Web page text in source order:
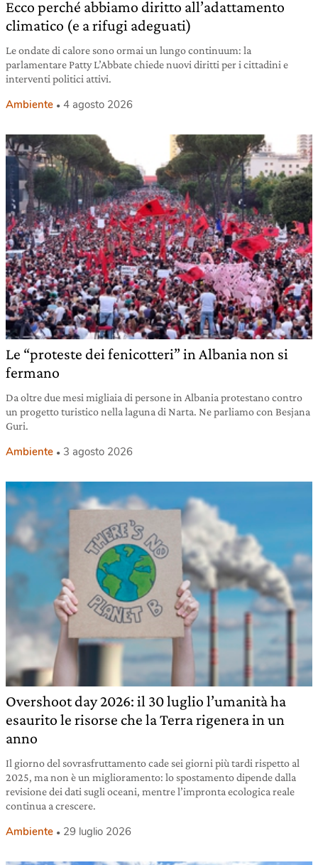
Ecco perché abbiamo diritto all’adattamento
climatico (e a rifugi adeguati)
Le ondate di calore sono ormai un lungo continuum: la
parlamentare Patty L’Abbate chiede nuovi diritti per i cittadini e
interventi politici attivi.
Ambiente 4 agosto 2026
Le “proteste dei fenicotteri” in Albania non si
fermano
Da oltre due mesi migliaia di persone in Albania protestano contro
un progetto turistico nella laguna di Narta. Ne parliamo con Besjana
Guri.
Ambiente 3 agosto 2026
Overshoot day 2026: il 30 luglio l’umanità ha
esaurito le risorse che la Terra rigenera in un
anno
Il giorno del sovrasfruttamento cade sei giorni più tardi rispetto al
2025, ma non è un miglioramento: lo spostamento dipende dalla
revisione dei dati sugli oceani, mentre l’impronta ecologica reale
continua a crescere.
Ambiente 29 luglio 2026